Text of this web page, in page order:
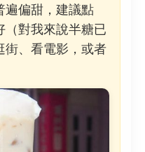
遍偏甜，建議點
（對我來說半糖已
街、看電影，或者